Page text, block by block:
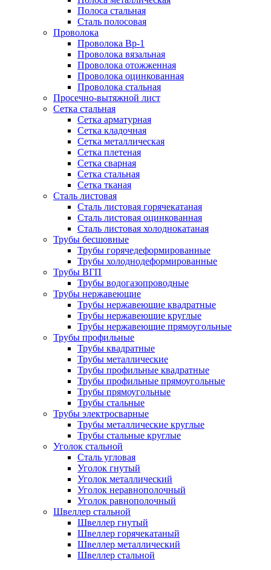
Полоса стальная
Сталь полосовая
Проволока
Проволока Вр-1
Проволока вязальная
Проволока отожженная
Проволока оцинкованная
Проволока стальная
Просечно-вытяжной лист
Сетка стальная
Сетка арматурная
Сетка кладочная
Сетка металлическая
Сетка плетеная
Сетка сварная
Сетка стальная
Сетка тканая
Сталь листовая
Сталь листовая горячекатаная
Сталь листовая оцинкованная
Сталь листовая холоднокатаная
Трубы бесшовные
Трубы горячедеформированные
Трубы холоднодеформированные
Трубы ВГП
Трубы водогазопроводные
Трубы нержавеющие
Трубы нержавеющие квадратные
Трубы нержавеющие круглые
Трубы нержавеющие прямоугольные
Трубы профильные
Трубы квадратные
Трубы металлические
Трубы профильные квадратные
Трубы профильные прямоугольные
Трубы прямоугольные
Трубы стальные
Трубы электросварные
Трубы металлические круглые
Трубы стальные круглые
Уголок стальной
Сталь угловая
Уголок гнутый
Уголок металлический
Уголок неравнополочный
Уголок равнополочный
Швеллер стальной
Швеллер гнутый
Швеллер горячекатаный
Швеллер металлический
Швеллер стальной